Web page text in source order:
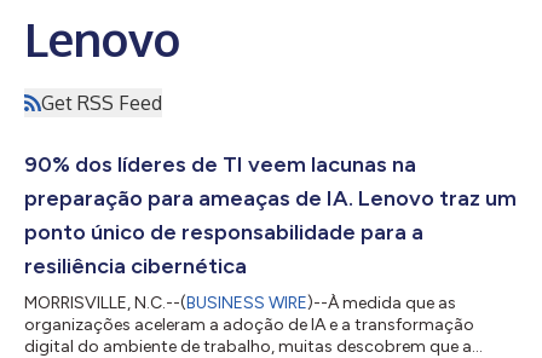
Lenovo
Get RSS Feed
90% dos líderes de TI veem lacunas na
preparação para ameaças de IA. Lenovo traz um
ponto único de responsabilidade para a
resiliência cibernética
MORRISVILLE, N.C.--(BUSINESS WIRE)--À medida que as
organizações aceleram a adoção de IA e a transformação
digital do ambiente de trabalho, muitas descobrem que a